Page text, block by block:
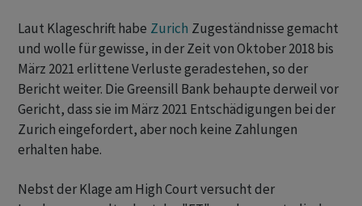
Laut Klageschrift habe Zurich Zugeständnisse gemacht
und wolle für gewisse, in der Zeit von Oktober 2018 bis
März 2021 erlittene Verluste geradestehen, so der
Bericht weiter. Die Greensill Bank behaupte derweil vor
Gericht, dass sie im März 2021 Entschädigungen bei der
Zurich eingefordert, aber noch keine Zahlungen
erhalten habe.
Nebst der Klage am High Court versucht der